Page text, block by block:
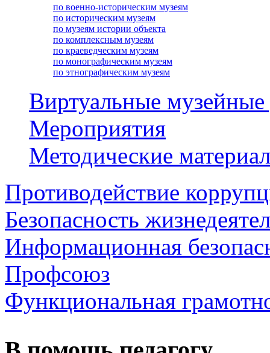
по военно-историческим музеям
по историческим музеям
по музеям истории объекта
по комплексным музеям
по краеведческим музеям
по монографическим музеям
по этнографическим музеям
Виртуальные
Мероприятия
Методические
Противодействие
Безопасность
Информационная
Профсоюз
Функциональная